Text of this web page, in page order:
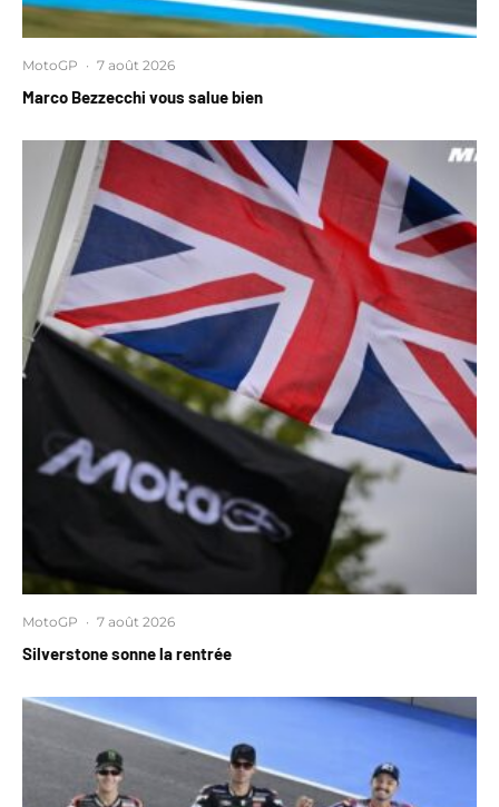
MotoGP · 7 août 2026
Marco Bezzecchi vous salue bien
MotoGP · 7 août 2026
Silverstone sonne la rentrée